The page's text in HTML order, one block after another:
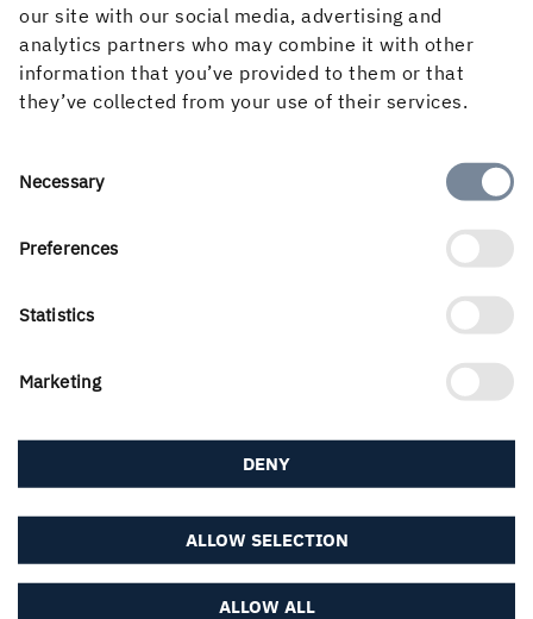
our site with our social media, advertising and
analytics partners who may combine it with other
information that you’ve provided to them or that
they’ve collected from your use of their services.
Consent
Necessary
Preferences
Statistics
Marketing
ALLOW ALL
ALLOW SELECTION
DENY